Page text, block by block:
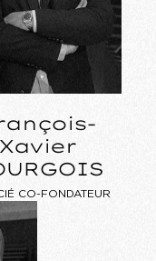
Xavier
CO-FONDATEUR